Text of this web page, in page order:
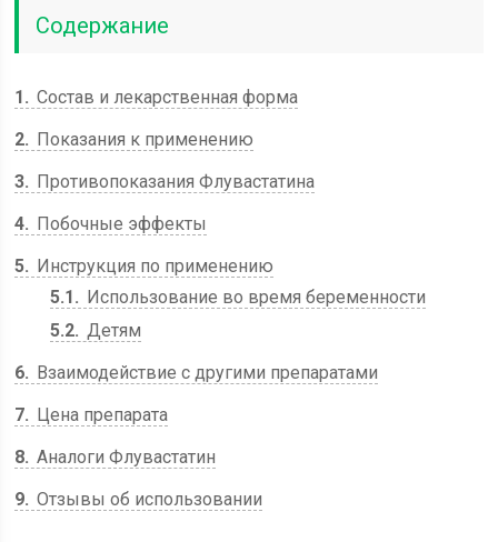
Содержание
1
Состав и лекарственная форма
2
Показания к применению
3
Противопоказания Флувастатина
4
Побочные эффекты
5
Инструкция по применению
5.1
Использование во время беременности
5.2 Детям
6
Взаимодействие с другими препаратами
7
Цена препарата
8 Аналоги Флувастатин
9 Отзывы об использовании